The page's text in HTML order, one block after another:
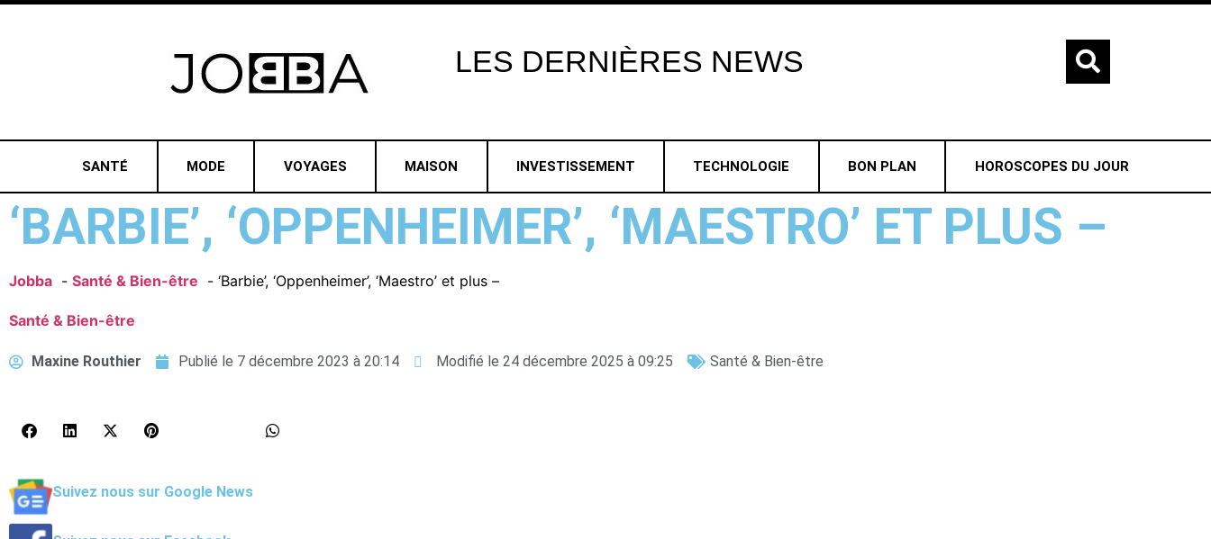
LES DERNIÈRES NEWS
SANTÉ MODE VOYAGES MAISON INVESTISSEMENT TECHNOLOGIE BON PLAN HOROSCOPES DU JOUR
‘BARBIE’, ‘OPPENHEIMER’, ‘MAESTRO’ ET PLUS –
Jobba Santé & Bien-être ‘Barbie’, ‘Oppenheimer’, ‘Maestro’ et plus –
Santé & Bien-être
Maxine Routhier Publié le 7 décembre 2023 à 20:14 Modifié le 24 décembre 2025 à 09:25 Santé & Bien-être
Suivez nous sur Google News